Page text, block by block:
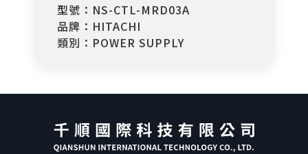
型號：NS-CTL-MRD03A
品牌：HITACHI
類別：POWER SUPPLY